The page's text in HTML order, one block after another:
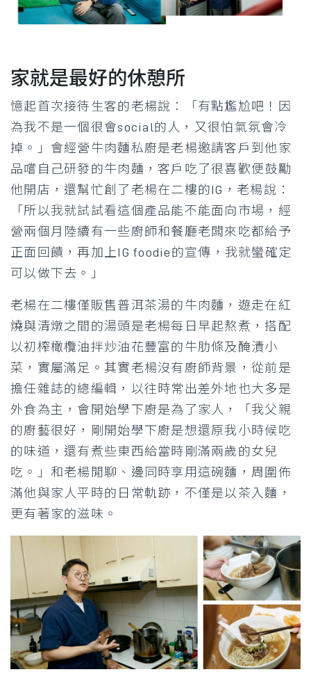
家就是最好的休憩所
憶起首次接待生客的老楊說：「有點尷尬吧！因
為我不是一個很會social的人，又很怕氣氛會冷
掉。」會經營牛肉麵私廚是老楊邀請客戶到他家
品嚐自己研發的牛肉麵，客戶吃了很喜歡便鼓勵
他開店，還幫忙創了老楊在二樓的IG，老楊說：
「所以我就試試看這個產品能不能面向市場，經
營兩個月陸續有一些廚師和餐廳老闆來吃都給予
正面回饋，再加上IG foodie的宣傳，我就蠻確定
可以做下去。」
老楊在二樓僅販售普洱茶湯的牛肉麵，遊走在紅
燒與清燉之間的湯頭是老楊每日早起熬煮，搭配
以初榨橄欖油拌炒油花豐富的牛肋條及醃漬小
菜，實屬滿足。其實老楊沒有廚師背景，從前是
擔任雜誌的總編輯，以往時常出差外地也大多是
外食為主，會開始學下廚是為了家人，「我父親
的廚藝很好，剛開始學下廚是想還原我小時候吃
的味道，還有煮些東西給當時剛滿兩歲的女兒
吃。」和老楊閒聊、邊同時享用這碗麵，周圍佈
滿他與家人平時的日常軌跡，不僅是以茶入麵，
更有著家的滋味。